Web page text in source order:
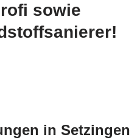
sowie
in Setzingen